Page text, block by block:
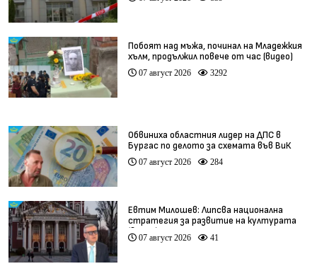
Побоят над мъжа, починал на Младежкия
хълм, продължил повече от час (видео)
07 август 2026 3292
Обвиниха областния лидер на ДПС в
Бургас по делото за схемата във ВиК
07 август 2026 284
Евтим Милошев: Липсва национална
стратегия за развитие на културата
(видео)
07 август 2026 41